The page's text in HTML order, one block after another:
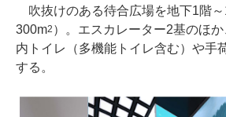
吹抜けのある待合広場を地下1階
300m2 ）。エスカレーター2基のほ
内トイレ（多機能トイレ含む）や手
する。